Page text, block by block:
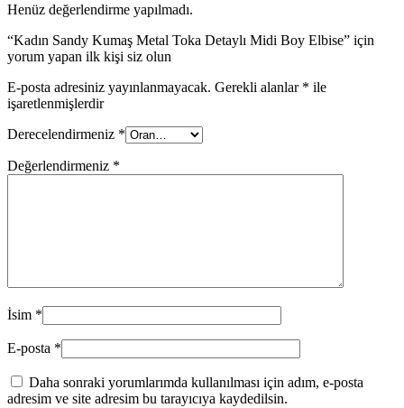
Henüz değerlendirme yapılmadı.
“Kadın Sandy Kumaş Metal Toka Detaylı Midi Boy Elbise” için
yorum yapan ilk kişi siz olun
E-posta adresiniz yayınlanmayacak. Gerekli alanlar * ile
işaretlenmişlerdir
Derecelendirmeniz *
Değerlendirmeniz *
İsim *
E-posta *
Daha sonraki yorumlarımda kullanılması için adım, e-posta
adresim ve site adresim bu tarayıcıya kaydedilsin.